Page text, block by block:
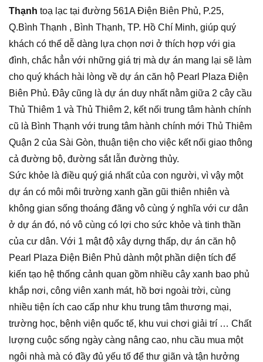
Thạnh toạ lạc tại đường 561A Điện Biên Phủ, P.25,
Q.Bình Thạnh , Bình Thạnh, TP. Hồ Chí Minh, giúp quý
khách có thể dễ dàng lựa chọn nơi ở thích hợp với gia
đình, chắc hẳn với những giá trị mà dự án mang lại sẽ làm
cho quý khách hài lòng về dự án căn hộ Pearl Plaza Điện
Biên Phủ. Đây cũng là dự án duy nhất nằm giữa 2 cây cầu
Thủ Thiêm 1 và Thủ Thiêm 2, kết nối trung tâm hành chính
cũ là Bình Thạnh với trung tâm hành chính mới Thủ Thiêm
Quận 2 của Sài Gòn, thuận tiện cho việc kết nối giao thông
cả đường bộ, đường sắt lẫn đường thủy.
Sức khỏe là điều quý giá nhất của con người, vì vậy một
dự án có môi môi trường xanh gần gũi thiên nhiên và
không gian sống thoáng đãng vô cùng ý nghĩa với cư dân
ở dự án đó, nó vô cùng có lợi cho sức khỏe và tinh thần
của cư dân. Với 1 mật độ xây dựng thấp, dự án căn hộ
Pearl Plaza Điện Biên Phủ dành một phần diện tích để
kiến tạo hệ thống cảnh quan gồm nhiều cây xanh bao phủ
khắp nơi, công viên xanh mát, hồ bơi ngoài trời, cùng
nhiều tiện ích cao cấp như khu trung tâm thương mại,
trường học, bệnh viện quốc tế, khu vui chơi giải trí … Chất
lượng cuộc sống ngày càng nâng cao, nhu cầu mua một
ngôi nhà mà có đầy đủ yếu tố để thư giãn và tận hưởng